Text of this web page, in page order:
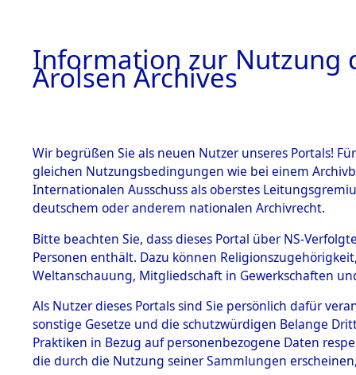
BILD
BESTÄNDE
1.
mente
5. Verschiedenes
5.3
Todesmärsche
von
Feststellung...
0003 (84627615)
Information zur Nutzung
Arolsen Archives
Wir begrüßen Sie als neuen Nutzer unseres Portals!
gleichen Nutzungsbedingungen wie bei einem
Internationalen Ausschuss als oberstes
deutschem oder anderem nationalen Archivrecht.
Bitte beachten Sie, dass dieses Portal über NS-
Personen enthält. Dazu können
Weltanschauung, Mitgliedschaft in Gewerkschaften
Als Nutzer dieses Portals sind Sie persönlich dafür
sonstige Gesetze und die schutzwürdigen Belange
Praktiken in Bezug auf personenbezogene Daten
die durch die Nutzung seiner Sammlungen